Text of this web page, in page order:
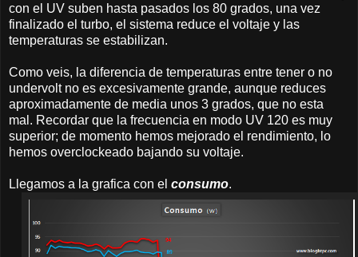
con el UV suben hasta pasados los 80 grados, una vez
finalizado el turbo, el sistema reduce el voltaje y las
temperaturas se estabilizan.
Como veis, la diferencia de temperaturas entre tener o no
undervolt no es excesivamente grande, aunque reduces
aproximadamente de media unos 3 grados, que no esta
mal. Recordar que la frecuencia en modo UV 120 es muy
superior; de momento hemos mejorado el rendimiento, lo
hemos overclockeado bajando su voltaje.
Llegamos a la grafica con el consumo.